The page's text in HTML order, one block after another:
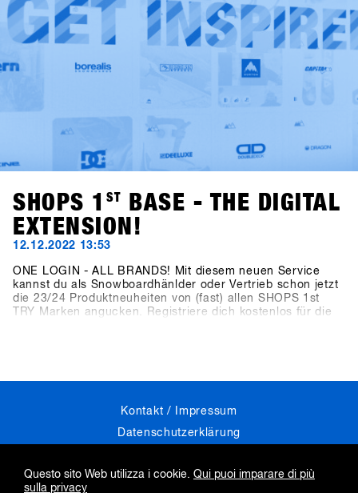
Questo sito Web utilizza i cookie. Qui puoi imparare di più
sulla privacy
SHOPS 1 ST
BASE - THE DIGITAL
EXTENSION!
12.12.2022 13:53
ONE LOGIN - ALL BRANDS! Mit diesem neuen Service
kannst du als Snowboardhänlder oder Vertrieb schon jetzt
die 23/24 Produktneuheiten von (fast) allen SHOPS 1st
TRY Marken angucken. Registriere dich kostenlos für die
Skip
Kontakt / Impressum
Datenschutzerklärung